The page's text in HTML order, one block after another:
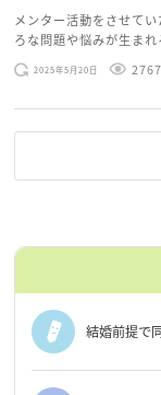
メンター活動をさせて
ろな問題や悩みが生ま
のお悩みを読みながら
だけじゃないんだな」と
2025年5月20日
結婚前提で